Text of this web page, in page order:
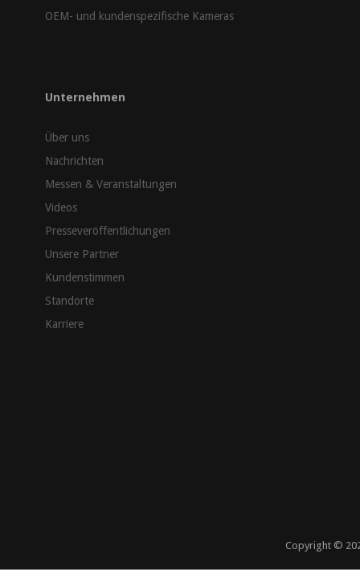
OEM- und kundenspezifische Kameras
Unternehmen
Über uns
Nachrichten
Messen & Veranstaltungen
Videos
Presseveröffentlichungen
Unsere Partner
Kundenstimmen
Standorte
Karriere
Copyright ©